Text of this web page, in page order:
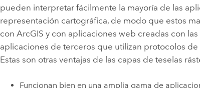
pueden interpretar fácilmente la mayoría de las
representación cartográfica, de modo que estos
con ArcGIS y con aplicaciones web creadas con
aplicaciones de terceros que utilizan protocolos
Estas son otras ventajas de las capas de teselas
Funcionan bien en una amplia gama de